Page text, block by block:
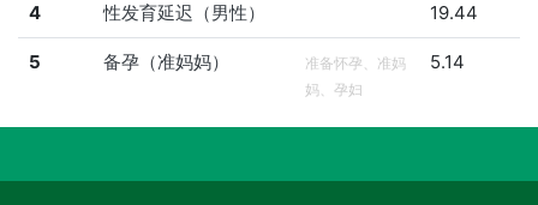
4 性发育延迟（男性） 19.44
5 备孕（准妈妈）
准备怀孕、准妈
妈、孕妇
5.14